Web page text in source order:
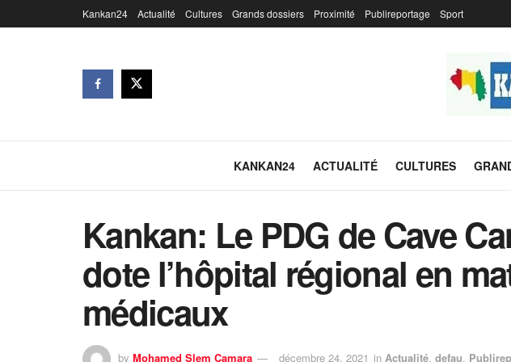
Kankan24 Actualité Cultures Grands dossiers Proximité Publireportage Sport
KANKAN24 ACTUALITÉ CULTURES
Kankan: Le PDG de Cave
dote l’hôpital régional en
médicaux
by Mohamed Slem Camara décembre 24, 2021 in Actualité, defau,